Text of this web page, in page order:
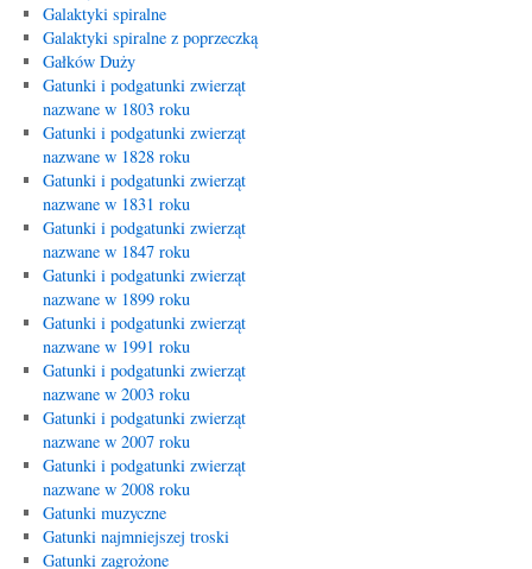
Galaktyki spiralne
Galaktyki spiralne z poprzeczką
Gałków Duży
Gatunki i podgatunki zwierząt
nazwane w 1803 roku
Gatunki i podgatunki zwierząt
nazwane w 1828 roku
Gatunki i podgatunki zwierząt
nazwane w 1831 roku
Gatunki i podgatunki zwierząt
nazwane w 1847 roku
Gatunki i podgatunki zwierząt
nazwane w 1899 roku
Gatunki i podgatunki zwierząt
nazwane w 1991 roku
Gatunki i podgatunki zwierząt
nazwane w 2003 roku
Gatunki i podgatunki zwierząt
nazwane w 2007 roku
Gatunki i podgatunki zwierząt
nazwane w 2008 roku
Gatunki muzyczne
Gatunki najmniejszej troski
Gatunki zagrożone